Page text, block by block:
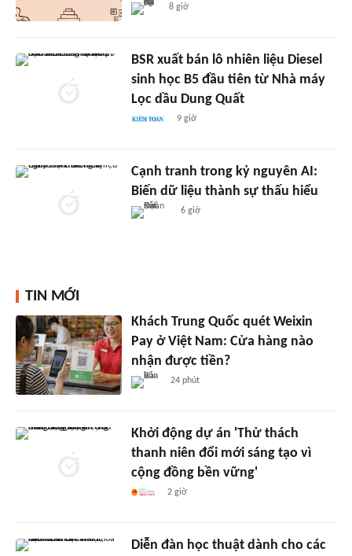
8 giờ
BSR xuất bán lô nhiên liệu Diesel
sinh học B5 đầu tiên từ Nhà máy
Lọc dầu Dung Quất
9 giờ
Cạnh tranh trong kỷ nguyên AI:
Biến dữ liệu thành sự thấu hiểu
6 giờ
TIN MỚI
Khách Trung Quốc quét Weixin
Pay ở Việt Nam: Cửa hàng nào
nhận được tiền?
24 phút
Khởi động dự án 'Thử thách
thanh niên đổi mới sáng tạo vì
cộng đồng bền vững'
2 giờ
Diễn đàn học thuật dành cho các